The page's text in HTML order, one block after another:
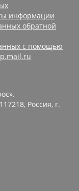
информации
обратной
с помощью
Россия, г.